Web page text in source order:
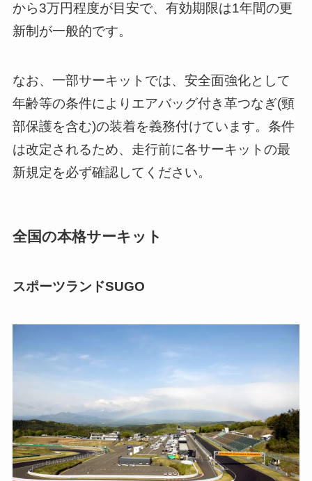
から3万円程度が目安で、有効期限は1年間の更
新制が一般的です。
なお、一部サーキットでは、安全面強化として
年齢等の条件によりエアバッグ付き革つなぎ(頸
部保護を含む)の装着を義務付けています。条件
は改定されるため、走行前に各サーキットの最
新規定を必ず確認してください。
全国の本格サーキット
スポーツランドSUGO